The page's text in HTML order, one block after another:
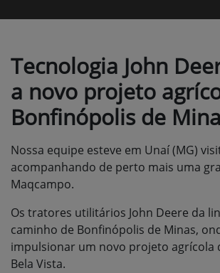
Tecnologia John
a novo projeto
Bonfinópolis de
Nossa equipe esteve em Unaí (MG)
acompanhando de perto mais uma
Maqcampo.
Os tratores utilitários John Deere da
caminho de Bonfinópolis de Minas,
impulsionar um novo projeto agrícola
Bela Vista.